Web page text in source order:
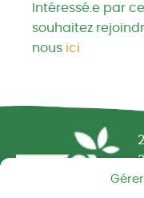
Intéressé.e par
souhaitez
nous ici
Réseau